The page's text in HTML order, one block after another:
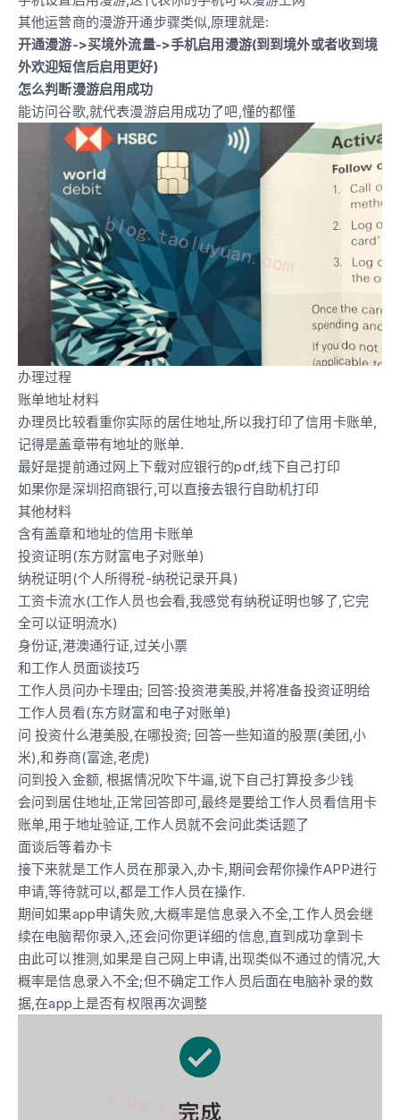
其他运营商的漫游开通步骤类似,原理就是:
开通漫游->买境外流量->手机启用漫游(到到境外或者收到境
外欢迎短信后启用更好)
怎么判断漫游启用成功
能访问谷歌,就代表漫游启用成功了吧,懂的都懂
办理过程
账单地址材料
办理员比较看重你实际的居住地址,所以我打印了信用卡账单,
记得是盖章带有地址的账单.
最好是提前通过网上下载对应银行的pdf,线下自己打印
如果你是深圳招商银行,可以直接去银行自助机打印
其他材料
含有盖章和地址的信用卡账单
投资证明(东方财富电子对账单)
纳税证明(个人所得税-纳税记录开具)
工资卡流水(工作人员也会看,我感觉有纳税证明也够了,它完
全可以证明流水)
身份证,港澳通行证,过关小票
和工作人员面谈技巧
工作人员问办卡理由; 回答:投资港美股,并将准备投资证明给
工作人员看(东方财富和电子对账单)
问 投资什么港美股,在哪投资; 回答一些知道的股票(美团,小
米),和券商(富途,老虎)
问到投入金额, 根据情况吹下牛逼,说下自己打算投多少钱
会问到居住地址,正常回答即可,最终是要给工作人员看信用卡
账单,用于地址验证,工作人员就不会问此类话题了
面谈后等着办卡
接下来就是工作人员在那录入,办卡,期间会帮你操作APP进行
申请,等待就可以,都是工作人员在操作.
期间如果app申请失败,大概率是信息录入不全,工作人员会继
续在电脑帮你录入,还会问你更详细的信息,直到成功拿到卡
由此可以推测,如果是自己网上申请,出现类似不通过的情况,大
概率是信息录入不全;但不确定工作人员后面在电脑补录的数
据,在app上是否有权限再次调整